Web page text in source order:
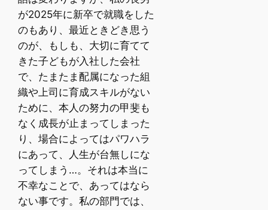
が2025年に新卒で就職をした
のもあり、最近ときどき思う
のが、もしも、大切に育てて
きた子どもが入社した会社
で、たまたま配属になった組
織や上司に育成スキルがない
ために、本人の努力の甲斐も
なく成長が止まってしまった
り、場合によってはパワハラ
にあって、人生が台無しにな
ってしまう…。それは本当に
不幸なことで、あってはなら
ない事です。私の部門では、